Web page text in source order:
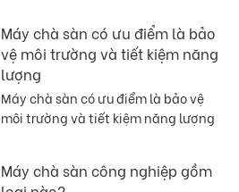
Máy chà sàn có ưu điểm là bảo
vệ môi trường và tiết kiệm năng
lượng
Máy chà sàn có ưu điểm là bảo vệ
môi trường và tiết kiệm năng lượng
Máy chà sàn công nghiệp gồm